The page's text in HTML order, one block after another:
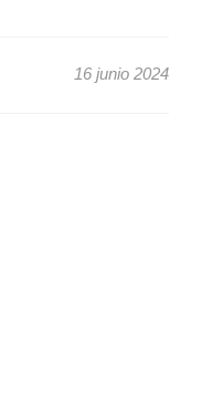
16 junio 2024